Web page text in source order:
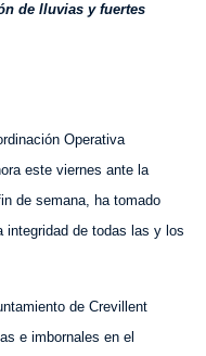
de lluvias y fuertes
Operativa
este viernes ante la
de semana, ha tomado
integridad de todas las y los
de Crevillent
e imbornales en el